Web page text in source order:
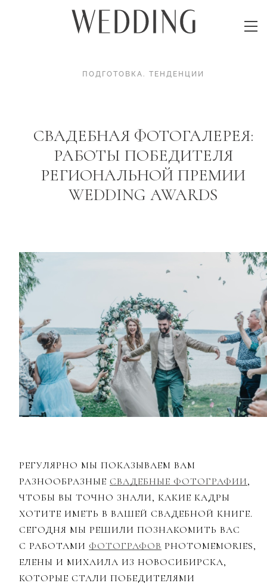
ПОДГОТОВКА. ТЕНДЕНЦИИ
СВАДЕБНАЯ ФОТОГАЛЕРЕЯ:
РАБОТЫ ПОБЕДИТЕЛЯ
РЕГИОНАЛЬНОЙ ПРЕМИИ
WEDDING AWARDS
РЕГУЛЯРНО МЫ ПОКАЗЫВАЕМ ВАМ
РАЗНООБРАЗНЫЕ СВАДЕБНЫЕ ФОТОГРАФИИ,
ЧТОБЫ ВЫ ТОЧНО ЗНАЛИ, КАКИЕ КАДРЫ
ХОТИТЕ ИМЕТЬ В ВАШЕЙ СВАДЕБНОЙ КНИГЕ.
СЕГОДНЯ МЫ РЕШИЛИ ПОЗНАКОМИТЬ ВАС
С РАБОТАМИ ФОТОГРАФОВ PHOTOMEMORIES,
ЕЛЕНЫ И МИХАИЛА ИЗ НОВОСИБИРСКА,
КОТОРЫЕ СТАЛИ ПОБЕДИТЕЛЯМИ